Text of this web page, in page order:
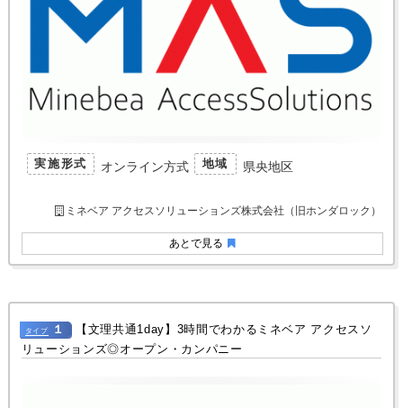
あとで見る
実施形式 オンライン方式 地域 県央地区
ミネベア アクセスソリューションズ株式会社（旧ホンダロック）
タイプ １
【文理共通1day】3時間でわかるミネベア アクセスソ
リューションズ◎オープン・カンパニー